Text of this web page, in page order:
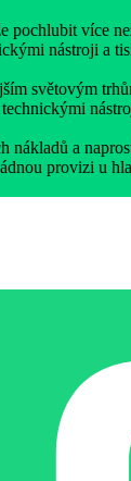
pochlubit více
nástroji a
světovým
nákladů a
provizi u